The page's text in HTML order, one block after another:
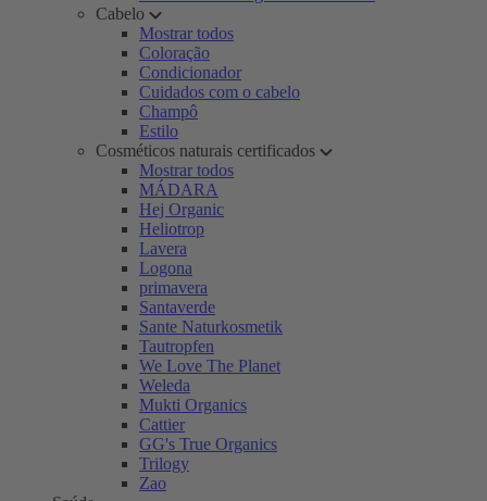
Cabelo
Mostrar todos
Coloração
Condicionador
Cuidados com o cabelo
Champô
Estilo
Cosméticos naturais certificados
Mostrar todos
MÁDARA
Hej Organic
Heliotrop
Lavera
Logona
primavera
Santaverde
Sante Naturkosmetik
Tautropfen
We Love The Planet
Weleda
Mukti Organics
Cattier
GG's True Organics
Trilogy
Zao